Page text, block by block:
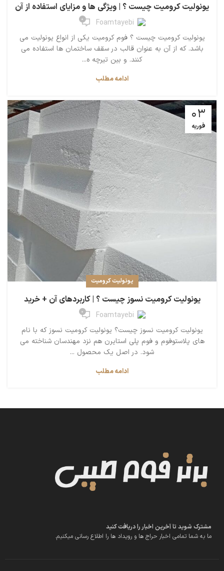
یونولیت کرومیت چیست ؟ | ویژگی ها و مزایای استفاده از آن
Foamtayebi
0
یونولیت کرومیت چیست ؟ فوم کرومیت یکی از انواع یونولیت می
باشد. که از آن به عنوان قالب در سقف ساختمان ها استفاده می
کنند. و بین تیرچه ه...
ادامه مطلب
03
فوریه
یونولیت کرومیت
یونولیت کرومیت نسوز چیست ؟ | کاربردهای آن + خرید
Foamtayebi
0
یونولیت کرومیت نسوز چیست؟ یونولیت کرومیت نسوز که با نام
های پلاستوفوم و فوم پلی استایرن هم نزد مهندسان شناخته می
شود. در اصل یک محصول ...
ادامه مطلب
مشترک شوید تا آخرین اخبار را دریافت کنید
ما به شما تمامی اخبار حراج ها و رویداد ها را اطلاع رسانی میکنیم.